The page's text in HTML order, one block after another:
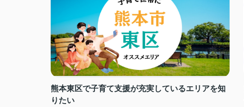
熊本東区で子育て支援が充実しているエリアを知
りたい